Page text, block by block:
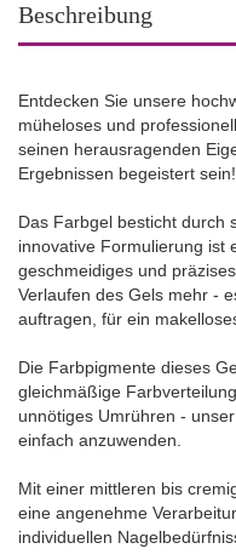
Beschreibung
Entdecken Sie unsere
müheloses und
seinen herausragenden
Ergebnissen begeistert sein!
Das Farbgel besticht durch
innovative Formulierung ist
geschmeidiges und
Verlaufen des Gels mehr -
auftragen, für ein
Die Farbpigmente dieses
gleichmäßige
unnötiges Umrühren -
einfach anzuwenden.
Mit einer mittleren bis
eine angenehme
individuellen